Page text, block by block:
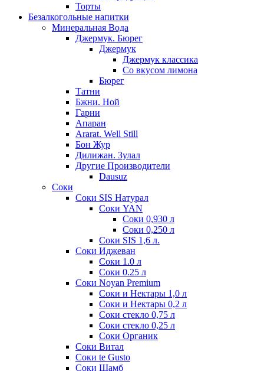
Торты
Безалкогольные напитки
Минеральная Вода
Джермук. Бюрег
Джермук
Джермук классика
Со вкусом лимона
Бюрег
Татни
Бжни. Ной
Гарни
Апаран
Ararat. Well Still
Бон Жур
Дилижан. Зулал
Другие Производители
Dausuz
Соки
Соки SIS Натурал
Соки YAN
Соки 0,930 л
Соки 0,250 л
Соки SIS 1,6 л.
Соки Иджеван
Соки 1.0 л
Соки 0.25 л
Соки Noyan Premium
Соки и Нектары 1,0 л
Соки и Нектары 0,2 л
Соки стекло 0,75 л
Соки стекло 0,25 л
Соки Органик
Соки Витал
Соки te Gusto
Соки Шамб